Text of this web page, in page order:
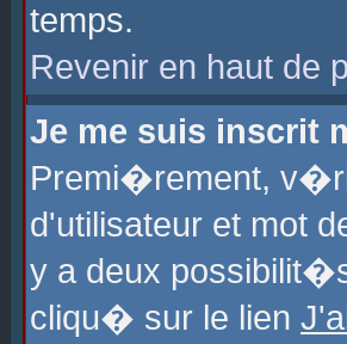
temps.
Revenir en haut de
Je me suis inscrit
Premi�rement,
d'utilisateur et mot
y a deux
cliqu� sur le lien